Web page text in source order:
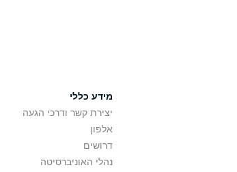
מידע כללי
יצירת קשר ודרכי הגעה
אלפון
דרושים
נהלי האוניברסיטה